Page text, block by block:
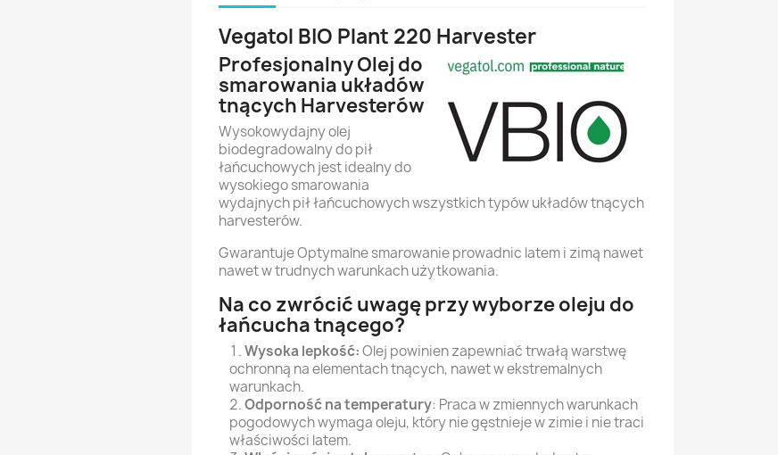
Vegatol BIO Plant 220 Harvester
Profesjonalny Olej do
smarowania układów
tnących Harvesterów
Wysokowydajny olej
biodegradowalny do pił
łańcuchowych jest idealny do
wysokiego smarowania
wydajnych pił łańcuchowych wszystkich typów układów tnących
harvesterów.
Gwarantuje Optymalne smarowanie prowadnic latem i zimą nawet
nawet w trudnych warunkach użytkowania.
Na co zwrócić uwagę przy wyborze oleju do
łańcucha tnącego?
Wysoka lepkość:Olej powinien zapewniać trwałą warstwę
ochronną na elementach tnących, nawet w ekstremalnych
warunkach.
Odporność na temperatury: Praca w zmiennych warunkach
pogodowych wymaga oleju, który nie gęstnieje w zimie i nie traci
właściwości latem.